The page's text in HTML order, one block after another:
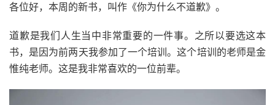
各位好，本周的新书，叫作《你为什么不道歉》。
道歉是我们人生当中非常重要的一件事。之所以要选这本
书，是因为前两天我参加了一个培训。这个培训的老师是金
惟纯老师。这是我非常喜欢的一位前辈。